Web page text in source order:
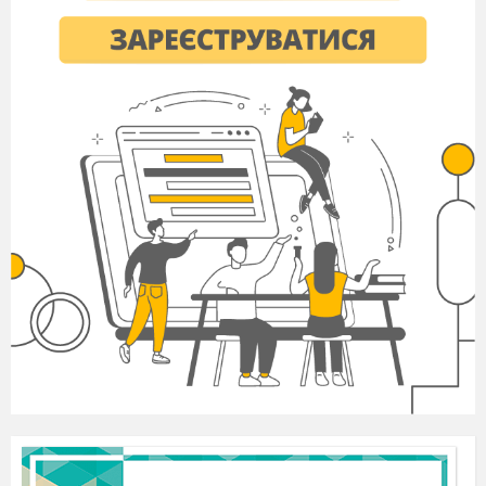
Американський соціолог Толкотт Парсонс
також виходив з «соціальної дії», коли
утворення якої служать норми, цінності і т. д.
Таким чином, поняття суспільства в
своєму історичному розвитку мало велику
кількість різних тлумачень залежно від
історичного періоду, а також концепцій і шкіл,
в межах яких воно формувалося.
В сучасній науковій літературі
суспільство визначають як сукупність всіх
способів взаємодії і форм об'єднання людей, в
яких виражається їх всебічна залежність
Основною важливою ознакою
консолідуються соціальні зв'язки. Планета